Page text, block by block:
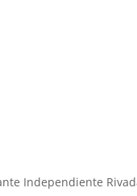
Independiente